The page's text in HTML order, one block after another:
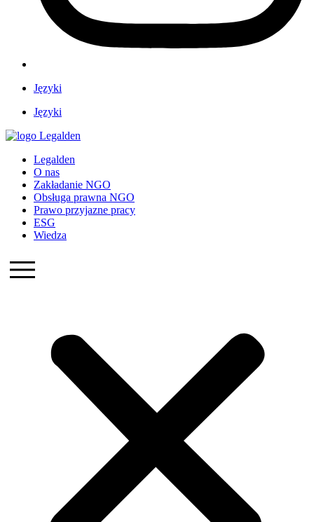
Języki
Języki
Legalden
O nas
Zakładanie NGO
Obsługa prawna NGO
Prawo przyjazne pracy
ESG
Wiedza